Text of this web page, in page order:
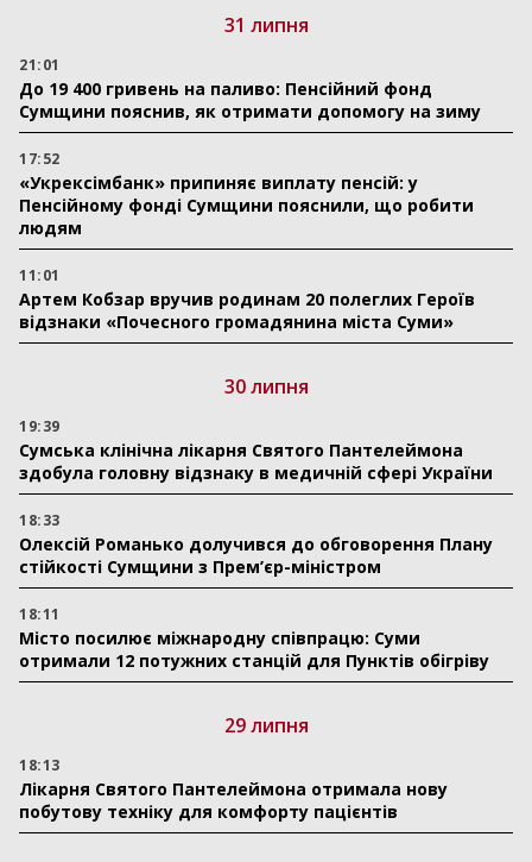
31 липня
21:01
До 19 400 гривень на паливо: Пенсійний фонд
Сумщини пояснив, як отримати допомогу на зиму
17:52
«Укрексімбанк» припиняє виплату пенсій: у
Пенсійному фонді Сумщини пояснили, що робити
людям
11:01
Артем Кобзар вручив родинам 20 полеглих Героїв
відзнаки «Почесного громадянина міста Суми»
30 липня
19:39
Сумська клінічна лікарня Святого Пантелеймона
здобула головну відзнаку в медичній сфері України
18:33
Олексій Романько долучився до обговорення Плану
стійкості Сумщини з Прем’єр-міністром
18:11
Місто посилює міжнародну співпрацю: Суми
отримали 12 потужних станцій для Пунктів обігріву
29 липня
18:13
Лікарня Святого Пантелеймона отримала нову
побутову техніку для комфорту пацієнтів